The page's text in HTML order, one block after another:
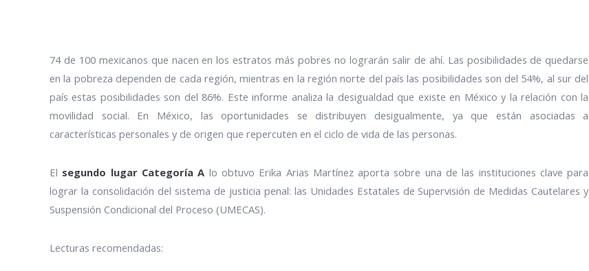
74 de 100 mexicanos que nacen en los estratos más pobres no lograrán salir de ahí. Las posibilidades de quedarse
en la pobreza dependen de cada región, mientras en la región norte del país las posibilidades son del 54%, al sur del
país estas posibilidades son del 86%. Este informe analiza la desigualdad que existe en México y la relación con la
movilidad social. En México, las oportunidades se distribuyen desigualmente, ya que están asociadas a
características personales y de origen que repercuten en el ciclo de vida de las personas.
El segundo lugar Categoría A lo obtuvo Erika Arias Martínez aporta sobre una de las instituciones clave para
lograr la consolidación del sistema de justicia penal: las Unidades Estatales de Supervisión de Medidas Cautelares y
Suspensión Condicional del Proceso (UMECAS).
Lecturas recomendadas: